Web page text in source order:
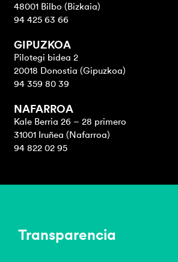
48001 Bilbo (Bizkaia)
94 425 63 66
GIPUZKOA
Pilotegi bidea 2
20018 Donostia (Gipuzkoa)
94 359 80 39
NAFARROA
Kale Berria 26 – 28 primero
31001 Iruñea (Nafarroa)
94 822 02 95
Transparencia